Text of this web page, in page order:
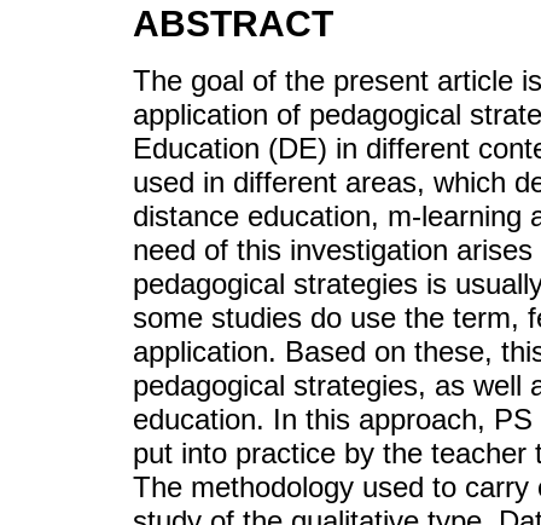
ABSTRACT
The goal of the present article
application of pedagogical
Education (DE) in different
used in different areas, which
distance education, m-learning
need of this investigation
pedagogical strategies is
some studies do use the term,
application. Based on these,
pedagogical strategies, as well
education. In this approach,
put into practice by the teacher
The methodology used to